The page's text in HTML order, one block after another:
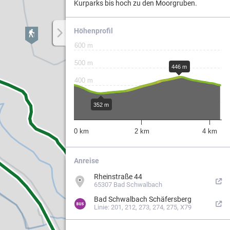
Kurparks bis hoch zu den Moorgruben.
Höhenprofil
300 m
400 m
500 m
600 m
446 m
352 m
0 km 2 km 4 km
Anreise
Rheinstraße 44
65307 Bad Schwalbach
Bad Schwalbach Schäfersberg
Linie: 201, 212, 273, 274, 275, X79